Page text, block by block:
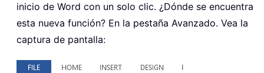
inicio de Word con un solo clic. ¿Dónde se encuentra
esta nueva función? En la pestaña Avanzado. Vea la
captura de pantalla: